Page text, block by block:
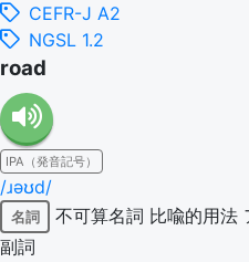
CEFR-J A2
NGSL 1.2
road
IPA（発音記号）
/ɹəʊd/
名詞 不可算名詞 比喩的用法
副詞